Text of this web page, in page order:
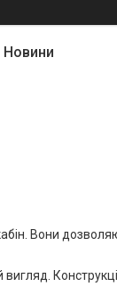
Новини
Вони
вигляд.